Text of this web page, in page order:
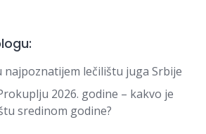
najpoznatijem lečilištu juga Srbije
2026. godine – kakvo je
sredinom godine?